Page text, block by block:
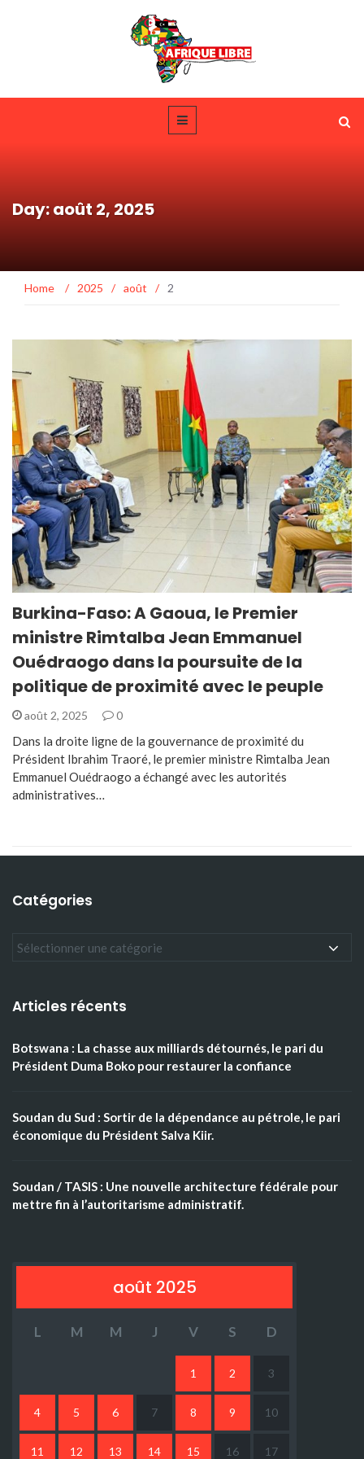
Day: août 2, 2025
Home / 2025 / août / 2
Burkina-Faso: A Gaoua, le Premier
ministre Rimtalba Jean Emmanuel
Ouédraogo dans la poursuite de la
politique de proximité avec le peuple
août 2, 2025 0
Dans la droite ligne de la gouvernance de proximité du
Président Ibrahim Traoré, le premier ministre Rimtalba Jean
Emmanuel Ouédraogo a échangé avec les autorités
administratives…
Catégories
Articles récents
Botswana : La chasse aux milliards détournés, le pari du
Président Duma Boko pour restaurer la confiance
Soudan du Sud : Sortir de la dépendance au pétrole, le pari
économique du Président Salva Kiir.
Soudan / TASIS : Une nouvelle architecture fédérale pour
mettre fin à l’autoritarisme administratif.
août 2025
L M M J V S D
1 2 3
4 5 6 7 8 9 10
11 12 13 14 15 16 17